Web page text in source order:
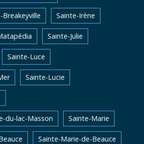
Sainte-Irène
Sainte-Julie
Sainte-Luce
Sainte-Lucie
du-lac-Masson Sainte-Marie
Sainte-Marie-de-Beauce